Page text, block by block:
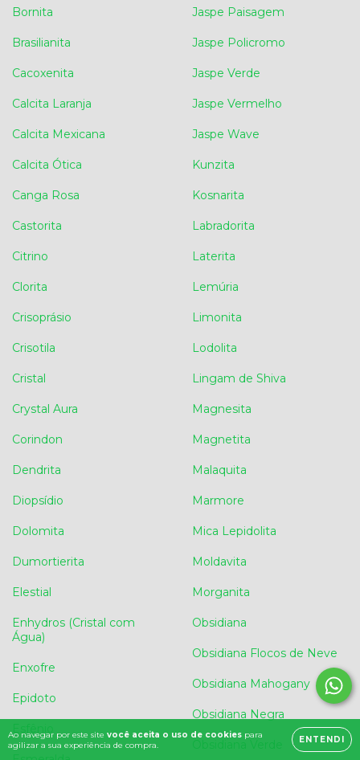
Ao navegar por este site você aceita o uso de cookies para
agilizar a sua experiência de compra.
ENTENDI
Bornita
Brasilianita
Cacoxenita
Calcita Laranja
Calcita Mexicana
Calcita Ótica
Canga Rosa
Castorita
Citrino
Clorita
Crisoprásio
Crisotila
Cristal
Crystal Aura
Corindon
Dendrita
Diopsídio
Dolomita
Dumortierita
Elestial
Enhydros (Cristal com
Água)
Enxofre
Epidoto
Jaspe Paisagem
Jaspe Policromo
Jaspe Verde
Jaspe Vermelho
Jaspe Wave
Kunzita
Kosnarita
Labradorita
Laterita
Lemúria
Limonita
Lodolita
Lingam de Shiva
Magnesita
Magnetita
Malaquita
Marmore
Mica Lepidolita
Moldavita
Morganita
Obsidiana
Obsidiana Flocos de Neve
Obsidiana Mahogany
Obsidiana Negra